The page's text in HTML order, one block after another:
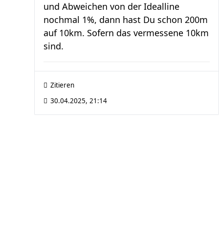
und Abweichen von der Idealline
nochmal 1%, dann hast Du schon 200m
auf 10km. Sofern das vermessene 10km
sind.
Zitieren
30.04.2025, 21:14